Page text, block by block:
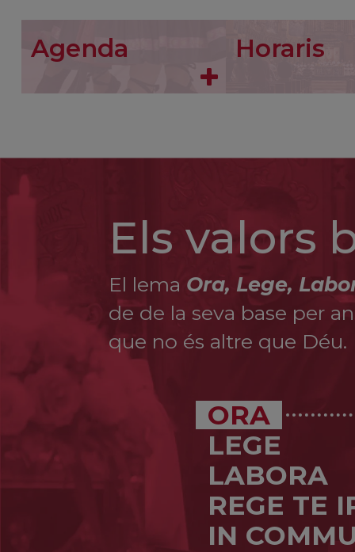
Agenda Horaris
Els valors
El lema Ora, Lege,
de de la seva base per
que no és altre que Déu.
ORA
LEGE
LABORA
REGE TE
IN